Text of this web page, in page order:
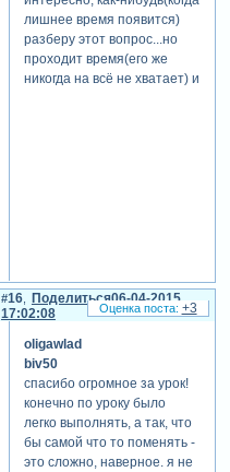
перечню:
>>Зарегистрируйтесь,
чтобы увидеть ссылки
по этой ссылке я
к пониманию сути любого
вопроса. ну как потихоньку, -
набивая синяки и шишки,
как и положено...
лишнее время появится)
разберу этот вопрос...но
проходит время(его же
никогда на всё не хватает) и
информации и уроков по
модификаторам. всё
некоторые говорят, что "мне
сложно". а вы честно
скажите, вы хоть попытку
сделали? да, скажите вы,
Поделиться
16
06-04-2015
17:02:08
oligawlad
biv50
спасибо огромное за урок!
конечно по уроку было
легко выполнять, а так, что
бы самой что то поменять -
это сложно, наверное. я не
+3